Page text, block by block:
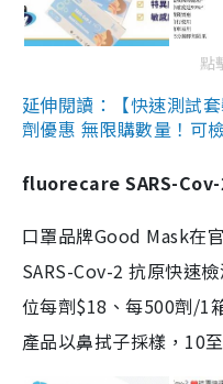
點
延伸閱讀：【快速測試
劑優惠 無限購數量！可
fluorecare SARS-Cov-
口罩品牌Good Mask在
SARS-Cov-2 抗原快速
位每劑$18、每500劑/1
產品以鼻拭子採樣，10